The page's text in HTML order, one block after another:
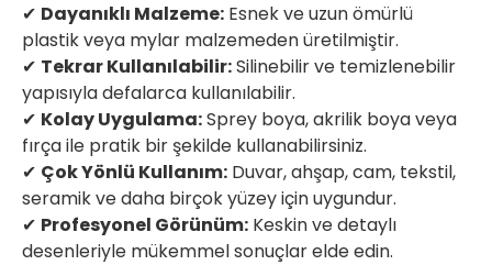
✔ Dayanıklı Malzeme: Esnek ve uzun ömürlü
plastik veya mylar malzemeden üretilmiştir.
✔ Tekrar Kullanılabilir:Silinebilir ve temizlenebilir
yapısıyla defalarca kullanılabilir.
✔ Kolay Uygulama:Sprey boya, akrilik boya veya
fırça ile pratik bir şekilde kullanabilirsiniz.
✔ Çok Yönlü Kullanım: Duvar, ahşap, cam, tekstil,
seramik ve daha birçok yüzey için uygundur.
✔ Profesyonel Görünüm: Keskin ve detaylı
desenleriyle mükemmel sonuçlar elde edin.